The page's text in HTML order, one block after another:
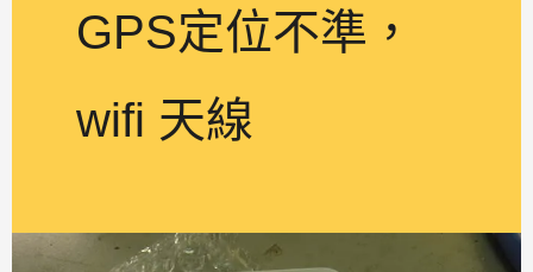
GPS定位不準，
wifi 天線
iPhone